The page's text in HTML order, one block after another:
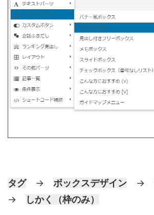
タグ→ ボックスデザイン →
→
しかく（枠のみ）